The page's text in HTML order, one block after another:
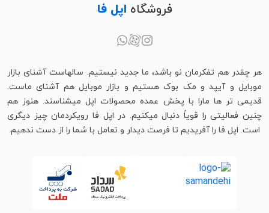
فروشگاه اپل فا
هر چقدر هم تفکرمان نو باشد، ما جدید نیستیم. سالهاست آشنای بازار
موبایل و آیپد و مک بوک هستیم و بازار موبایل هم آشنای ماست.
قدیمی تر ها مارا با پخش عمده محصولات اپل میشناسند. هنوز هم
چنین فعالیتی را قویاً دنبال میکنیم. در اپل فا رویکردمان چیز دیگری
است. اپل فا را آفریدیم تا فرصت دیدار و تعامل با شما را از دست ندهیم.